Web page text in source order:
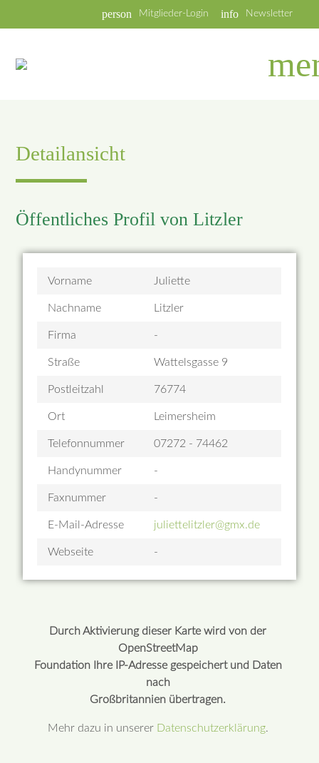
info Newsletter
person Mitglieder-Login
Detailansicht
Öffentliches Profil von Litzler
Vorname Juliette
Nachname Litzler
Firma -
Straße Wattelsgasse 9
Postleitzahl 76774
Ort Leimersheim
Telefonnummer 07272 - 74462
Handynummer -
Faxnummer -
E-Mail-Adresse juliettelitzler@gmx.de
Webseite -
Durch Aktivierung dieser Karte wird von der
OpenStreetMap
Foundation Ihre IP-Adresse gespeichert und Daten
nach
Großbritannien übertragen.
Mehr dazu in unserer Datenschutzerklärung.